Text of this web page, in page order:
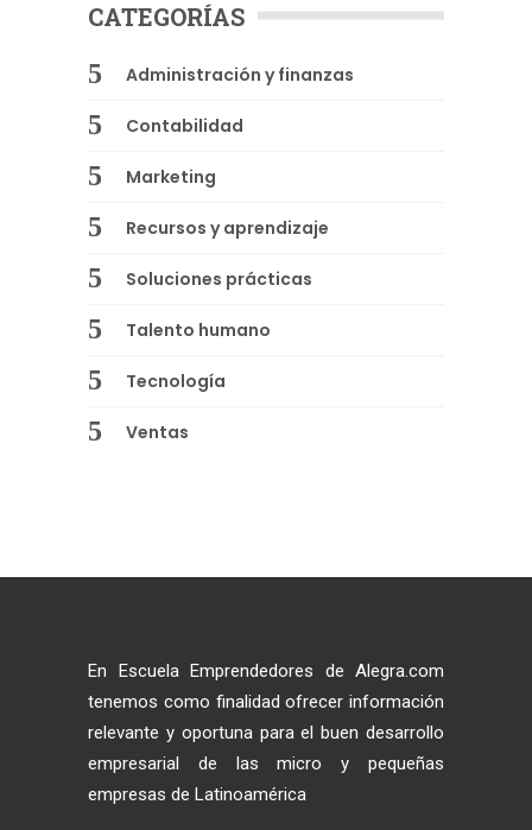
CATEGORÍAS
Administración y finanzas
Contabilidad
Marketing
Recursos y aprendizaje
Soluciones prácticas
Talento humano
Tecnología
Ventas
En Escuela Emprendedores de Alegra.com
tenemos como finalidad ofrecer información
relevante y oportuna para el buen desarrollo
empresarial de las micro y pequeñas
empresas de Latinoamérica